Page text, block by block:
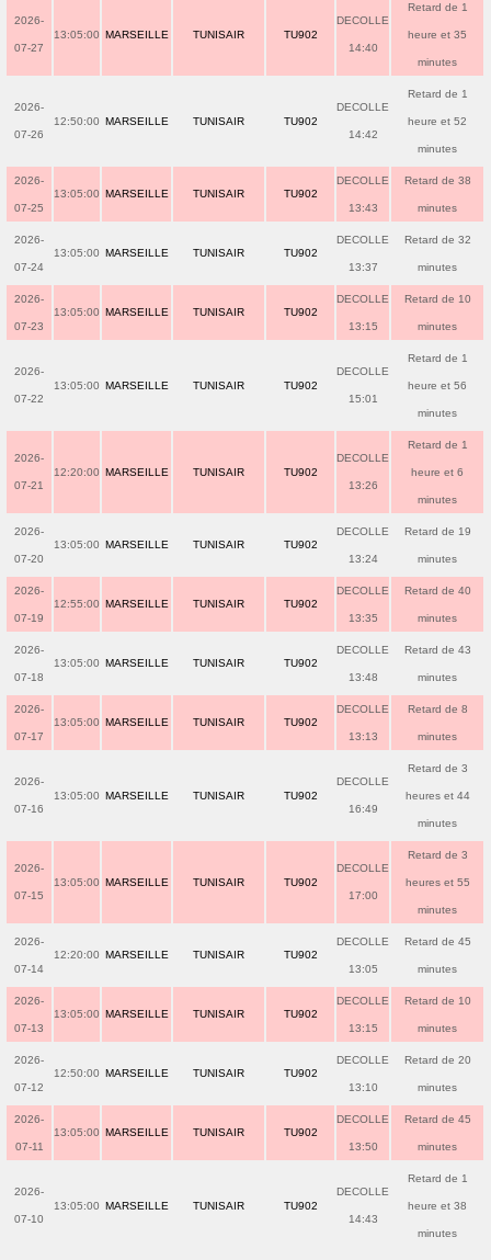
2026-
07-27
13:05:00 MARSEILLE TUNISAIR TU902
DECOLLE
14:40
Retard de 1
heure et 35
minutes
2026-
07-26
12:50:00 MARSEILLE TUNISAIR TU902
DECOLLE
14:42
Retard de 1
heure et 52
minutes
2026-
07-25
13:05:00 MARSEILLE TUNISAIR TU902
DECOLLE
13:43
Retard de 38
minutes
2026-
07-24
13:05:00 MARSEILLE TUNISAIR TU902
DECOLLE
13:37
Retard de 32
minutes
2026-
07-23
13:05:00 MARSEILLE TUNISAIR TU902
DECOLLE
13:15
Retard de 10
minutes
2026-
07-22
13:05:00 MARSEILLE TUNISAIR TU902
DECOLLE
15:01
Retard de 1
heure et 56
minutes
2026-
07-21
12:20:00 MARSEILLE TUNISAIR TU902
DECOLLE
13:26
Retard de 1
heure et 6
minutes
2026-
07-20
13:05:00 MARSEILLE TUNISAIR TU902
DECOLLE
13:24
Retard de 19
minutes
2026-
07-19
12:55:00 MARSEILLE TUNISAIR TU902
DECOLLE
13:35
Retard de 40
minutes
2026-
07-18
13:05:00 MARSEILLE TUNISAIR TU902
DECOLLE
13:48
Retard de 43
minutes
2026-
07-17
13:05:00 MARSEILLE TUNISAIR TU902
DECOLLE
13:13
Retard de 8
minutes
2026-
07-16
13:05:00 MARSEILLE TUNISAIR TU902
DECOLLE
16:49
Retard de 3
heures et 44
minutes
2026-
07-15
13:05:00 MARSEILLE TUNISAIR TU902
DECOLLE
17:00
Retard de 3
heures et 55
minutes
2026-
07-14
12:20:00 MARSEILLE TUNISAIR TU902
DECOLLE
13:05
Retard de 45
minutes
2026-
07-13
13:05:00 MARSEILLE TUNISAIR TU902
DECOLLE
13:15
Retard de 10
minutes
2026-
07-12
12:50:00 MARSEILLE TUNISAIR TU902
DECOLLE
13:10
Retard de 20
minutes
2026-
07-11
13:05:00 MARSEILLE TUNISAIR TU902
DECOLLE
13:50
Retard de 45
minutes
2026-
07-10
13:05:00 MARSEILLE TUNISAIR TU902
DECOLLE
14:43
Retard de 1
heure et 38
minutes